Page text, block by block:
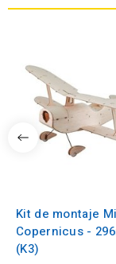
Kit de montaje
Copernicus -
(K3)